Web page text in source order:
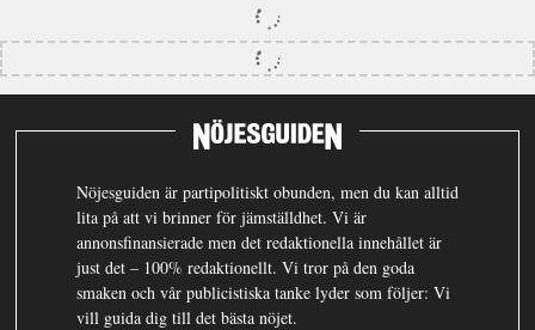
Nöjesguiden är partipolitiskt obunden, men du kan alltid
lita på att vi brinner för jämställdhet. Vi är
annonsfinansierade men det redaktionella innehållet är
just det – 100% redaktionellt. Vi tror på den goda
smaken och vår publicistiska tanke lyder som följer: Vi
vill guida dig till det bästa nöjet.